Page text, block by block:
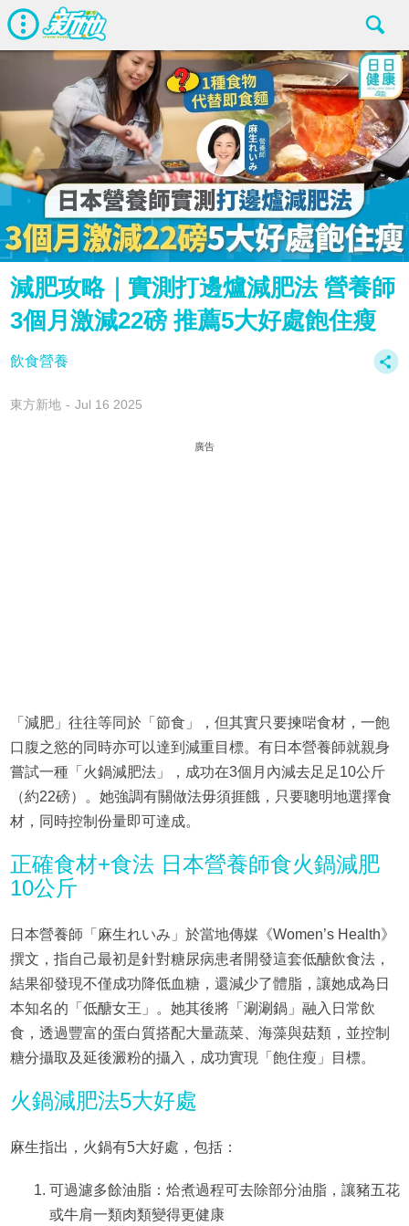
減肥攻略｜實測打邊爐減肥法 營養師
3個月激減22磅 推薦5大好處飽住瘦
飲食營養
東方新地 Jul 16 2025
廣告
「減肥」往往等同於「節食」，但其實只要揀啱食材，一飽
口腹之慾的同時亦可以達到減重目標。有日本營養師就親身
嘗試一種「火鍋減肥法」，成功在3個月內減去足足10公斤
（約22磅）。她強調有關做法毋須捱餓，只要聰明地選擇食
材，同時控制份量即可達成。
正確食材+食法 日本營養師食火鍋減肥
10公斤
日本營養師「麻生れいみ」於當地傳媒《Women’s Health》
撰文，指自己最初是針對糖尿病患者開發這套低醣飲食法，
結果卻發現不僅成功降低血糖，還減少了體脂，讓她成為日
本知名的「低醣女王」。她其後將「涮涮鍋」融入日常飲
食，透過豐富的蛋白質搭配大量蔬菜、海藻與菇類，並控制
糖分攝取及延後澱粉的攝入，成功實現「飽住瘦」目標。
火鍋減肥法5大好處
麻生指出，火鍋有5大好處，包括：
可過濾多餘油脂：烚煮過程可去除部分油脂，讓豬五花
或牛肩一類肉類變得更健康